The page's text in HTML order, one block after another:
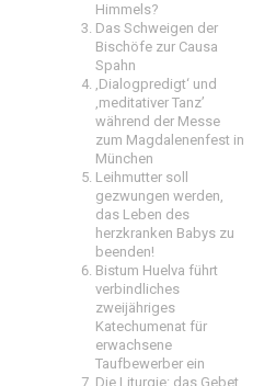
Himmels?
Das Schweigen der
Bischöfe zur Causa
Spahn
‚Dialogpredigt‘ und
‚meditativer Tanz’
während der Messe
zum Magdalenenfest in
München
Leihmutter soll
gezwungen werden,
das Leben des
herzkranken Babys zu
beenden!
Bistum Huelva führt
verbindliches
zweijähriges
Katechumenat für
erwachsene
Taufbewerber ein
Die Liturgie: das Gebet